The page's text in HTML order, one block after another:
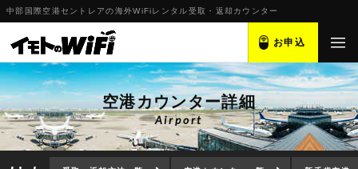
中部国際空港セントレアの海外WiFiレンタル受取・返却カウンター
お申込
空港カウンター詳細
Airport